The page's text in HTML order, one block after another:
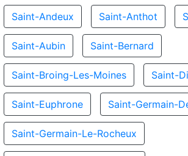
Saint-Andeux Saint-Anthot
Saint-Aubin Saint-Bernard
Saint-Broing-Les-Moines Saint-
Saint-Euphrone Saint-Germain-
Saint-Germain-Le-Rocheux